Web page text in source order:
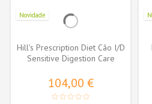
Novidade
Hill's Prescription Diet Cão I/D
Sensitive Digestion Care
104,00 €